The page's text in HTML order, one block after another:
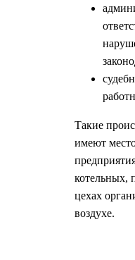
Такие
имеют
котельных,
цехах
воздухе.